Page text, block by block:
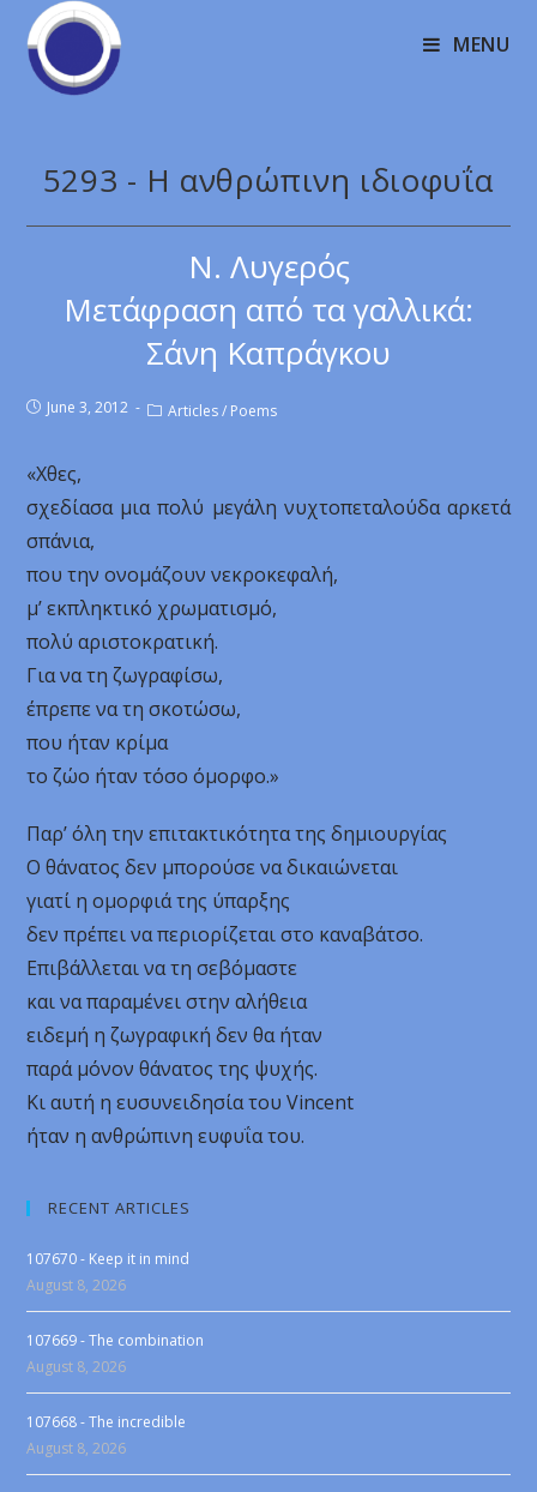
MENU
5293 - H ανθρώπινη ιδιοφυΐα
Ν. Λυγερός
Μετάφραση από τα γαλλικά:
Σάνη Καπράγκου
June 3, 2012 Articles / Poems
«Χθες,
σχεδίασα μια πολύ μεγάλη νυχτοπεταλούδα αρκετά
σπάνια,
που την ονομάζουν νεκροκεφαλή,
μ’ εκπληκτικό χρωματισμό,
πολύ αριστοκρατική.
Για να τη ζωγραφίσω,
έπρεπε να τη σκοτώσω,
που ήταν κρίμα
το ζώο ήταν τόσο όμορφο.»
Παρ’ όλη την επιτακτικότητα της δημιουργίας
Ο θάνατος δεν μπορούσε να δικαιώνεται
γιατί η ομορφιά της ύπαρξης
δεν πρέπει να περιορίζεται στο καναβάτσο.
Επιβάλλεται να τη σεβόμαστε
και να παραμένει στην αλήθεια
ειδεμή η ζωγραφική δεν θα ήταν
παρά μόνον θάνατος της ψυχής.
Κι αυτή η ευσυνειδησία του Vincent
ήταν η ανθρώπινη ευφυΐα του.
RECENT ARTICLES
107670 - Keep it in mind
August 8, 2026
107669 - The combination
August 8, 2026
107668 - The incredible
August 8, 2026